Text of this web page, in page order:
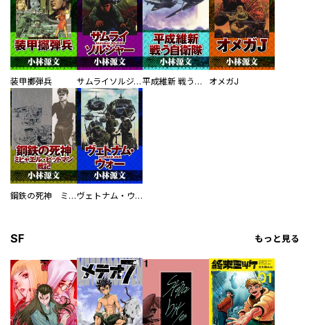
装甲擲弾兵 サムライソルジャー SAMURAI SOLDIER 平成維新 戦う自衛隊 オメガJ
鋼鉄の死神 ミヒャエル・ビットマン戦記 ヴェトナム・ウォー VIETNAM WAR
SF もっと見る